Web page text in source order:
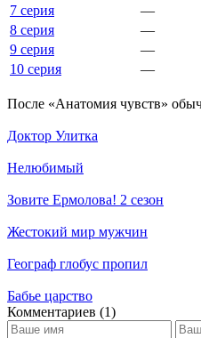
7 серия
—
8 серия
—
9 серия
—
10 серия
—
По­сле «Анатомия чувств»
Доктор Улитка
Нелюбимый
Зовите Ермолова! 2 сезон
Жестокий мир мужчин
Географ глобус пропил
Бабье царство
Ком­мен­та­ри­ев (1)